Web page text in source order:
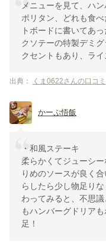
メニューを見て、ハ
ポリタン、どれも食
トボードに書いてあ
クソテーの特製デミ
クセントもあり、ライ
出典： くま0622さんの口コミ
かーぷ悟飯
・和風ステーキ
柔らかくてジューシ
りめのソースが良く
らしたら少し物足り
わってみると、不思
もハンバーグドリア
足！